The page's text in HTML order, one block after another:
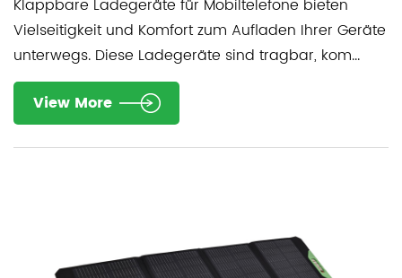
Klappbare Ladegeräte für Mobiltelefone bieten
Vielseitigkeit und Komfort zum Aufladen Ihrer Geräte
unterwegs. Diese Ladegeräte sind tragbar, kom...
View More